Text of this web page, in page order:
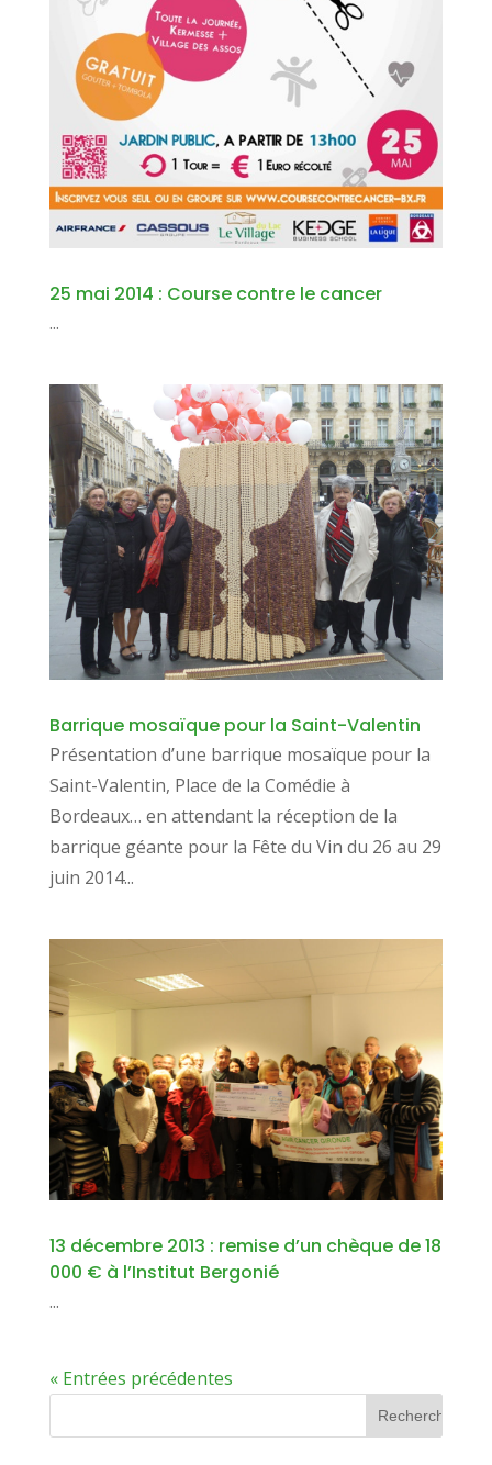
25 mai 2014 : Course contre le cancer
...
Barrique mosaïque pour la Saint-Valentin
Présentation d’une barrique mosaïque pour la
Saint-Valentin, Place de la Comédie à
Bordeaux… en attendant la réception de la
barrique géante pour la Fête du Vin du 26 au 29
juin 2014...
13 décembre 2013 : remise d’un chèque de 18
000 € à l’Institut Bergonié
...
« Entrées précédentes